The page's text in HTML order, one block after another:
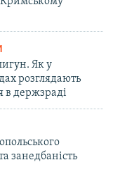
Як у
розглядають
в держзраді
занедбаність